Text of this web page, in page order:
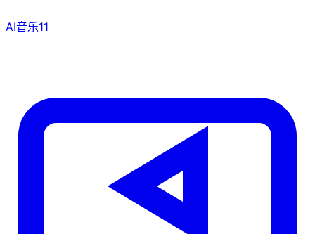
AI音乐11